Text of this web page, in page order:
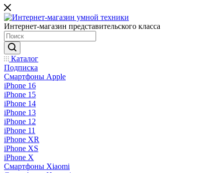
Интернет-магазин представительского класса
Каталог
Подписка
Смартфоны Apple
iPhone 16
iPhone 15
iPhone 14
iPhone 13
iPhone 12
iPhone 11
iPhone XR
iPhone XS
iPhone X
Смартфоны Xiaomi